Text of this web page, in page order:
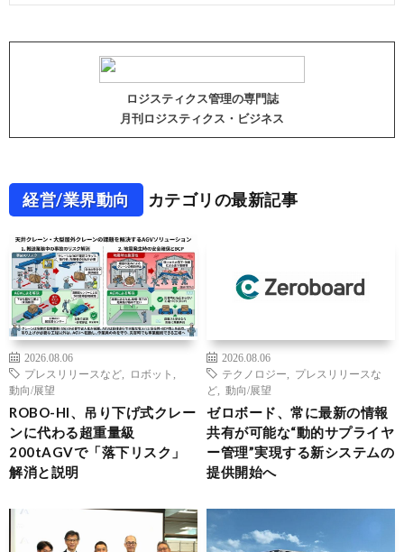
ロジスティクス管理の専門誌
月刊ロジスティクス・ビジネス
経営/業界動向 カテゴリの最新記事
2026.08.06
プレスリリースなど
ロボット
動向/展望
ROBO-HI、吊り下げ式クレー
ンに代わる超重量級
200tAGVで「落下リスク」
解消と説明
2026.08.06
テクノロジー
プレスリリースな
ど
動向/展望
ゼロボード、常に最新の情報
共有が可能な“動的サプライヤ
ー管理”実現する新システムの
提供開始へ